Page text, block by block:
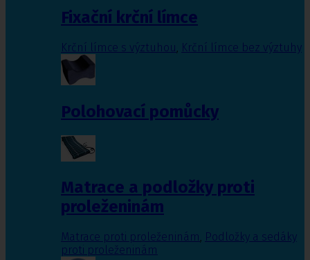
Fixační krční límce
Krční límce s výztuhou Krční límce bez výztuhy
Polohovací pomůcky
Matrace a podložky proti
proleženinám
Matrace proti proleženinám, Podložky a sedáky
proti proleženinám